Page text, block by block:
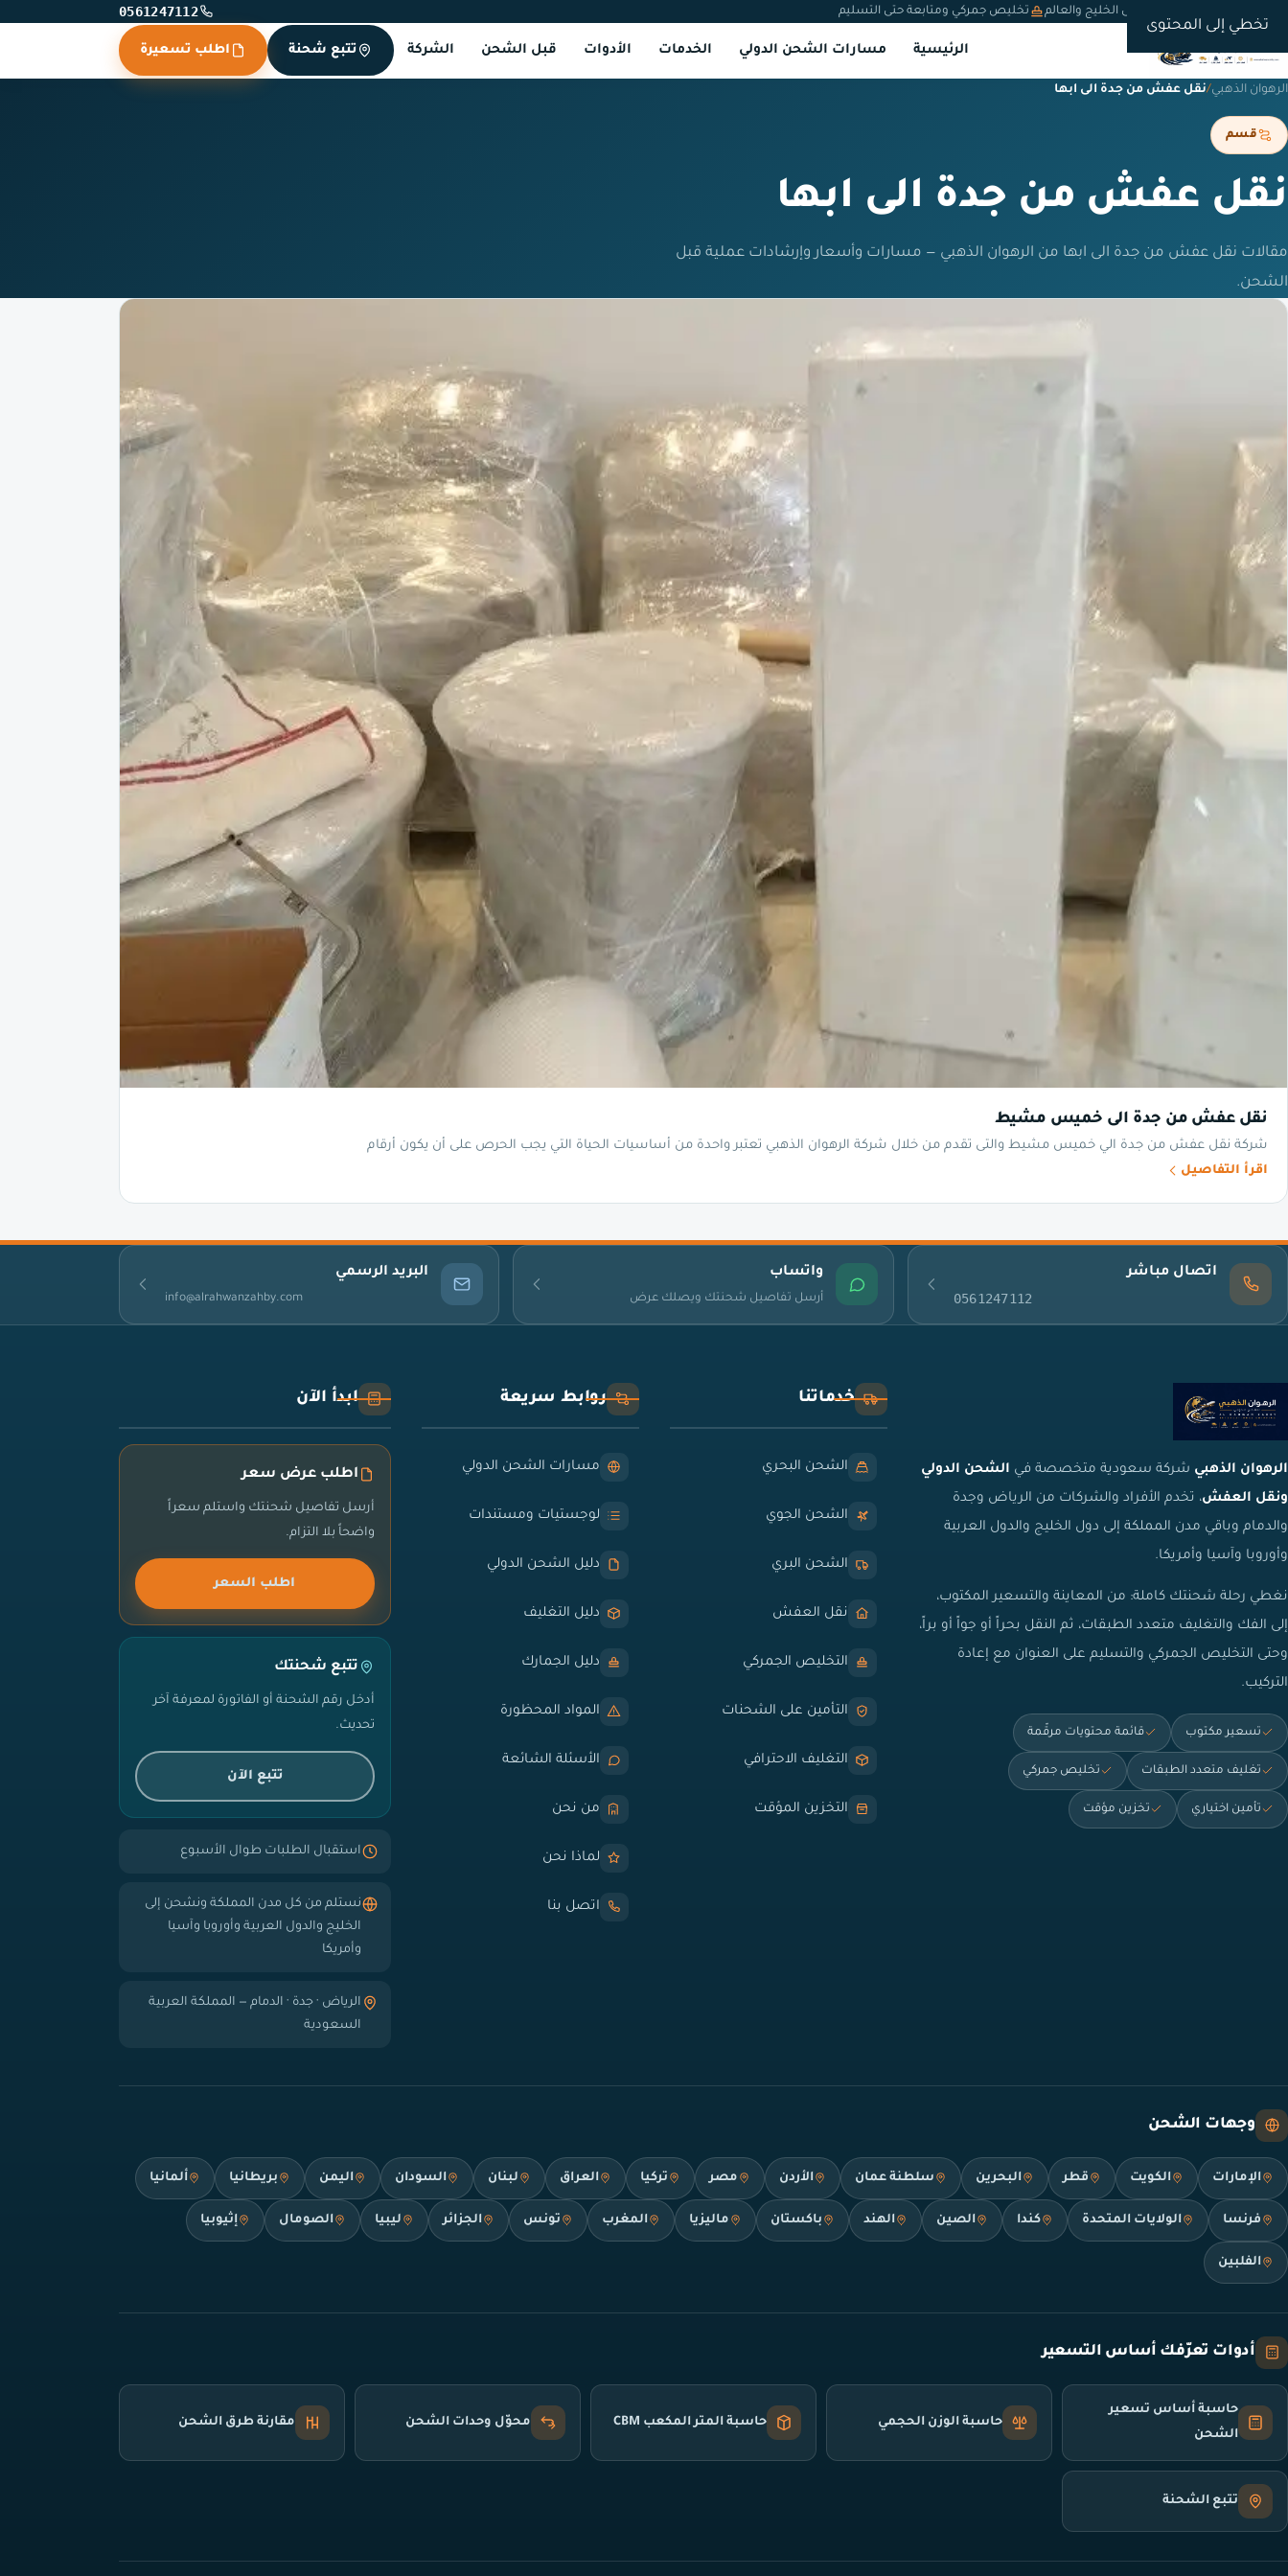
تخطي إلى المحتوى
شحن دولي من السعودية إلى الخليج والعالم تخليص جمركي ومتابعة حتى التسليم 0561247112
الرئيسية مسارات الشحن الدولي الخدمات الأدوات قبل الشحن الشركة تتبع شحنة اطلب تسعيرة
الرهوان الذهبي/نقل عفش من جدة الى ابها
قسم
نقل عفش من جدة الى ابها
مقالات نقل عفش من جدة الى ابها من الرهوان الذهبي — مسارات وأسعار وإرشادات عملية قبل
الشحن.
نقل عفش من جدة الى خميس مشيط
شركة نقل عفش من جدة الي خميس مشيط والتى تقدم من خلال شركة الرهوان الذهبي تعتبر واحدة من أساسيات الحياة التي يجب الحرص على أن يكون أرقام
اقرأ التفاصيل
اتصال مباشر
0561247112
واتساب
أرسل تفاصيل شحنتك ويصلك عرض
البريد الرسمي
info@alrahwanzahby.com
الرهوان الذهبي شركة سعودية متخصصة في الشحن الدولي
ونقل العفش، تخدم الأفراد والشركات من الرياض وجدة
والدمام وباقي مدن المملكة إلى دول الخليج والدول العربية
وأوروبا وآسيا وأمريكا.
نغطي رحلة شحنتك كاملة: من المعاينة والتسعير المكتوب،
إلى الفك والتغليف متعدد الطبقات، ثم النقل بحراً أو جواً أو براً،
وحتى التخليص الجمركي والتسليم على العنوان مع إعادة
التركيب.
تسعير مكتوب قائمة محتويات مرقّمة
تغليف متعدد الطبقات تخليص جمركي
تأمين اختياري تخزين مؤقت
خدماتنا
الشحن البحري
الشحن الجوي
الشحن البري
نقل العفش
التخليص الجمركي
التأمين على الشحنات
التغليف الاحترافي
التخزين المؤقت
روابط سريعة
مسارات الشحن الدولي
لوجستيات ومستندات
دليل الشحن الدولي
دليل التغليف
دليل الجمارك
المواد المحظورة
الأسئلة الشائعة
من نحن
لماذا نحن
اتصل بنا
ابدأ الآن
اطلب عرض سعر
أرسل تفاصيل شحنتك واستلم سعراً
واضحاً بلا التزام.
اطلب السعر
تتبع شحنتك
أدخل رقم الشحنة أو الفاتورة لمعرفة آخر
تحديث.
تتبع الآن
استقبال الطلبات طوال الأسبوع
نستلم من كل مدن المملكة ونشحن إلى
الخليج والدول العربية وأوروبا وآسيا
وأمريكا
الرياض · جدة · الدمام — المملكة العربية
السعودية
وجهات الشحن
الإمارات الكويت قطر البحرين سلطنة عمان الأردن مصر تركيا العراق لبنان السودان اليمن بريطانيا ألمانيا
فرنسا الولايات المتحدة كندا الصين الهند باكستان ماليزيا المغرب تونس الجزائر ليبيا الصومال إثيوبيا
الفلبين
أدوات تعرّفك أساس التسعير
حاسبة أساس تسعير
الشحن
حاسبة الوزن الحجمي حاسبة المتر المكعب CBM محوّل وحدات الشحن مقارنة طرق الشحن
تتبع الشحنة